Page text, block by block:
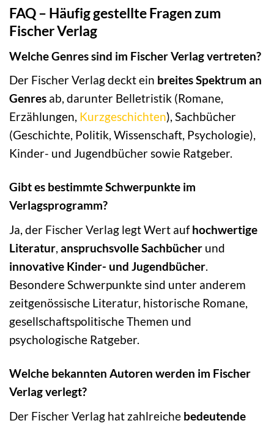
FAQ – Häufig gestellte Fragen zum
Fischer Verlag
Welche Genres sind im Fischer Verlag vertreten?
Der Fischer Verlag deckt ein breites Spektrum an
Genres ab, darunter Belletristik (Romane,
Erzählungen, Kurzgeschichten), Sachbücher
(Geschichte, Politik, Wissenschaft, Psychologie),
Kinder- und Jugendbücher sowie Ratgeber.
Gibt es bestimmte Schwerpunkte im
Verlagsprogramm?
Ja, der Fischer Verlag legt Wert aufhochwertige
Literatur, anspruchsvolle Sachbücher und
innovative Kinder- und Jugendbücher.
Besondere Schwerpunkte sind unter anderem
zeitgenössische Literatur, historische Romane,
gesellschaftspolitische Themen und
psychologische Ratgeber.
Welche bekannten Autoren werden im Fischer
Verlag verlegt?
Der Fischer Verlag hat zahlreiche bedeutende